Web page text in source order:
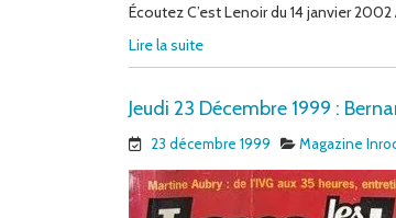
Écoutez C’est Lenoir du 14 janvier
Lire la suite
Jeudi 23 Décembre 1999 :
23 décembre 1999 Magazine